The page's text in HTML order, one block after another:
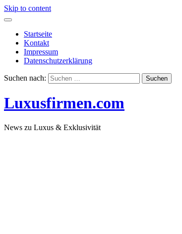
Skip to content
Startseite
Kontakt
Impressum
Datenschutzerklärung
Suchen nach:
Luxusfirmen.com
News zu Luxus & Exklusivität